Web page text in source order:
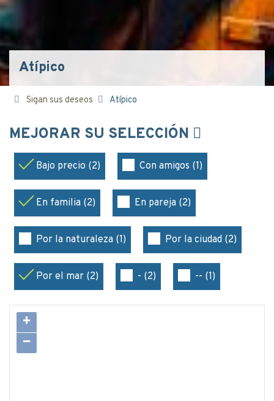
Atípico
Sigan sus deseos Atípico
MEJORAR SU SELECCIÓN
Bajo precio (2) Con amigos (1)
En familia (2) En pareja (2)
Por la naturaleza (1) Por la ciudad (2)
Por el mar (2) - (2) -- (1)
+
−